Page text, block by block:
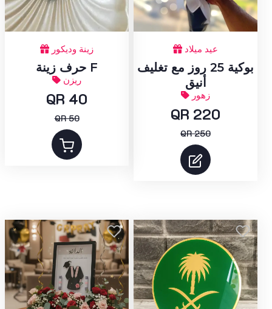
زينة وديكور
حرف زينة F
ريزن
QR 40
QR 50
عيد ميلاد
بوكية 25 روز مع تغليف
أنيق
زهور
QR 220
QR 250